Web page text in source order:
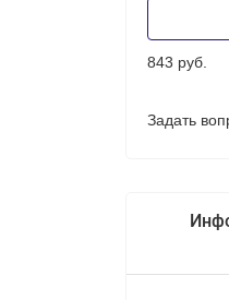
843 руб.
Задать